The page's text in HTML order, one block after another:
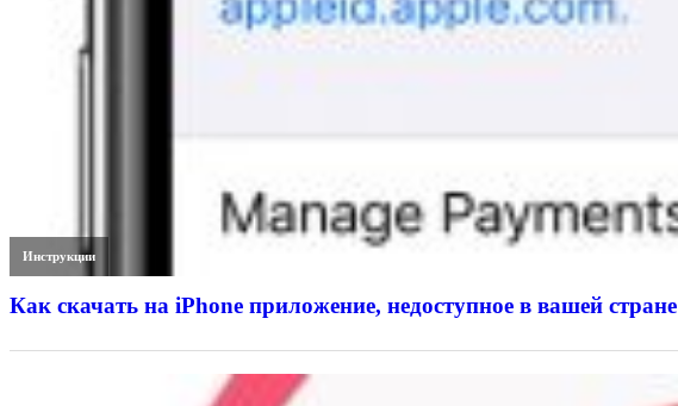
Инструкции
Как скачать на iPhone приложение, недоступное в вашей стране